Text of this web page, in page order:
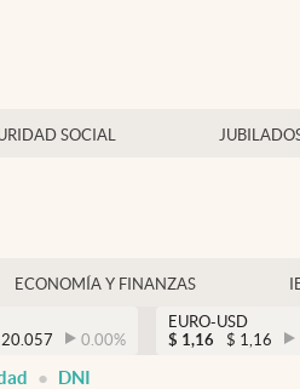
SOCIAL
ECONOMÍA Y FINANZAS
20.057 0.00%
EURO-USD
$ 1,16 $ 1,16
DNI